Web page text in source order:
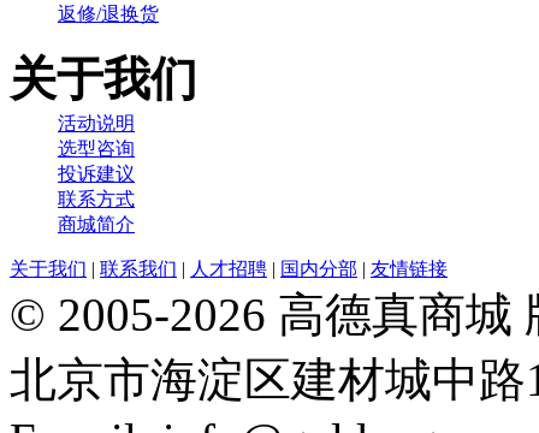
返修/退换货
关于我们
活动说明
选型咨询
投诉建议
联系方式
商城简介
关于我们 | 联系我们 | 人才招聘 | 国内分部 | 友情链接
© 2005-2026 高德真商
北京市海淀区建材城中路